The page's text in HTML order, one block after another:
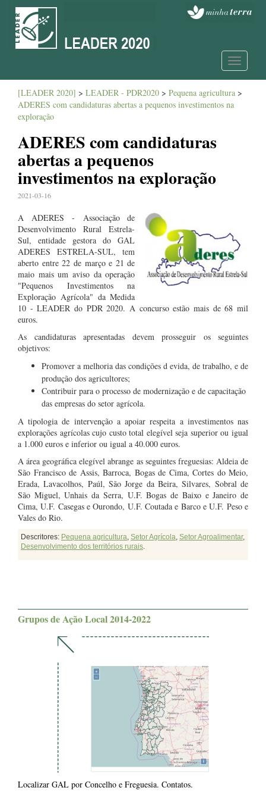
Toggle
[LEADER 2020] > LEADER - PDR2020 > Pequena agricultura >
ADERES com candidaturas abertas a pequenos investimentos na
exploração
ADERES com candidaturas
abertas a pequenos
investimentos na exploração
2021-03-16
A ADERES - Associação de
Desenvolvimento Rural Estrela-
Sul, entidade gestora do GAL
ADERES ESTRELA-SUL, tem
aberto entre 22 de março e 21 de
maio mais um aviso da operação
"Pequenos Investimentos na
Exploração Agrícola" da Medida
10 - LEADER do PDR 2020. A concurso estão mais de 68 mil
euros.
As candidaturas apresentadas devem prosseguir os seguintes
objetivos:
Promover a melhoria das condições d evida, de trabalho, e de
produção dos agricultores;
Contribuir para o processo de modernização e de capacitação
das empresas do setor agrícola.
A tipologia de intervenção a apoiar respeita a investimentos nas
explorações agrícolas cujo custo total elegível seja superior ou igual
a 1.000 euros e inferior ou igual a 40.000 euros.
A área geográfica elegível abrange as seguintes freguesias: Aldeia de
São Francisco de Assis, Barroca, Bogas de Cima, Cortes do Meio,
Erada, Lavacolhos, Paúl, São Jorge da Beira, Silvares, Sobral de
São Miguel, Unhais da Serra, U.F. Bogas de Baixo e Janeiro de
Cima, U.F. Casegas e Ourondo, U.F. Coutada e Barco e U.F. Peso e
Vales do Rio.
Descritores: Pequena agricultura, Setor Agrícola, Setor Agroalimentar,
Desenvolvimento dos territórios rurais.
Grupos de Ação Local 2014-2022
Localizar GAL por Concelho e Freguesia. Contatos.